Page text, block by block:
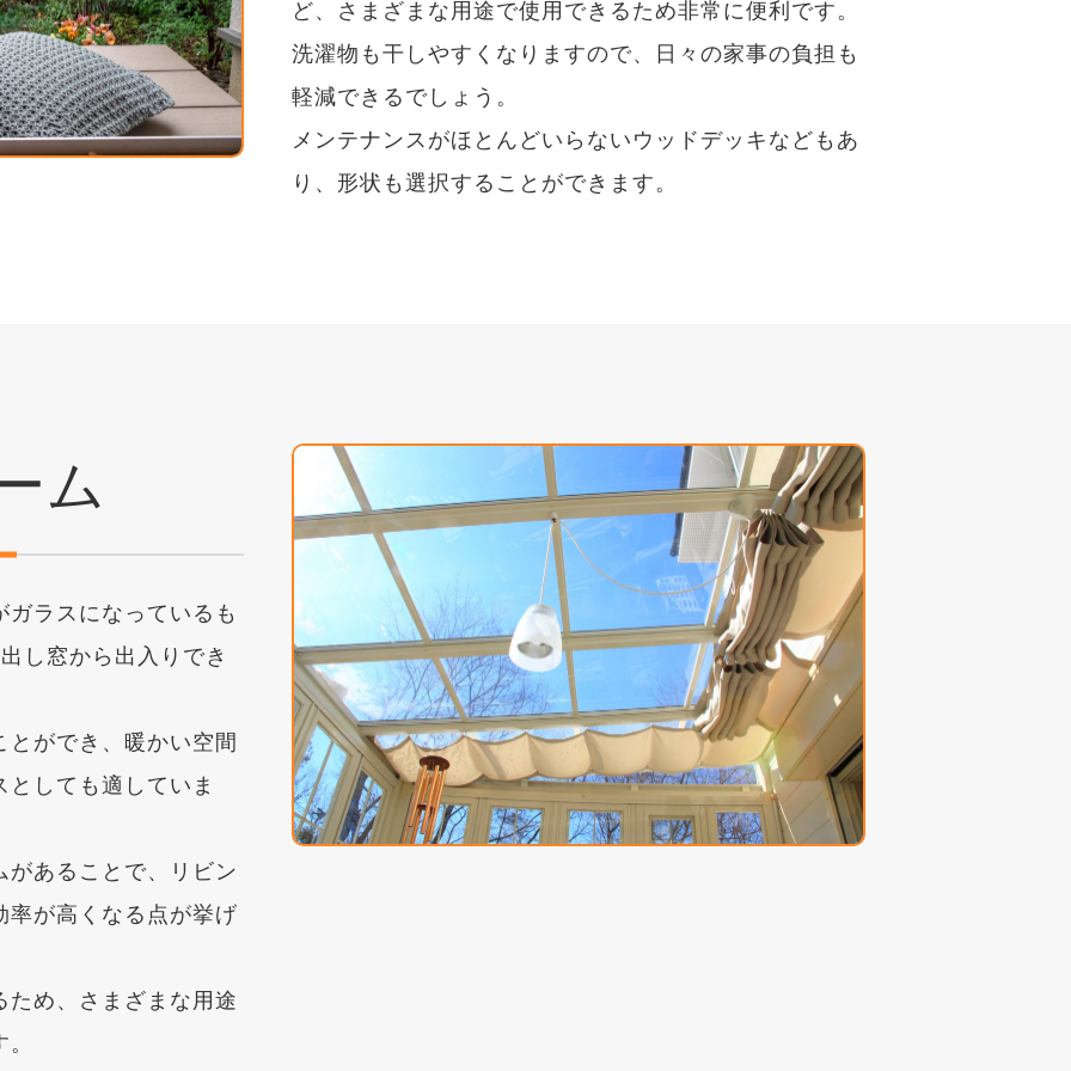
ど、さまざまな用途で使用できるため非常に便利です。
洗濯物も干しやすくなりますので、日々の家事の負担も
軽減できるでしょう。
メンテナンスがほとんどいらないウッドデッキなどもあ
り、形状も選択することができます。
ム
ラスになっているも
し窓から出入りでき
ができ、暖かい空間
しても適していま
があることで、リビン
率が高くなる点が挙げ
ため、さまざまな用途